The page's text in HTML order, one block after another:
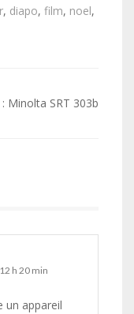
, diapo, film, noel,
Minolta SRT 303b
h 20 min
un appareil